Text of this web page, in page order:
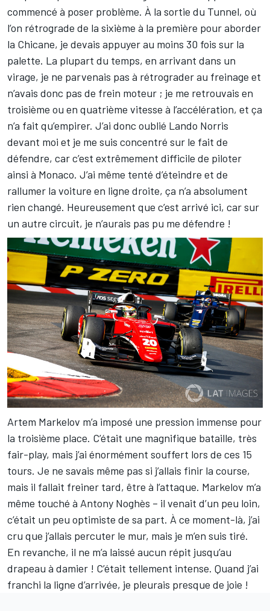
commencé à poser problème. À la sortie du Tunnel, où
l’on rétrograde de la sixième à la première pour aborder
la Chicane, je devais appuyer au moins 30 fois sur la
palette. La plupart du temps, en arrivant dans un
virage, je ne parvenais pas à rétrograder au freinage et
n’avais donc pas de frein moteur ; je me retrouvais en
troisième ou en quatrième vitesse à l’accélération, et ça
n’a fait qu’empirer. J’ai donc oublié Lando Norris
devant moi et je me suis concentré sur le fait de
défendre, car c’est extrêmement difficile de piloter
ainsi à Monaco. J’ai même tenté d’éteindre et de
rallumer la voiture en ligne droite, ça n’a absolument
rien changé. Heureusement que c’est arrivé ici, car sur
un autre circuit, je n’aurais pas pu me défendre !
Artem Markelov m’a imposé une pression immense pour
la troisième place. C’était une magnifique bataille, très
fair-play, mais j’ai énormément souffert lors de ces 15
tours. Je ne savais même pas si j’allais finir la course,
mais il fallait freiner tard, être à l’attaque. Markelov m’a
même touché à Antony Noghès – il venait d’un peu loin,
c’était un peu optimiste de sa part. À ce moment-là, j’ai
cru que j’allais percuter le mur, mais je m’en suis tiré.
En revanche, il ne m’a laissé aucun répit jusqu’au
drapeau à damier ! C’était tellement intense. Quand j’ai
franchi la ligne d’arrivée, je pleurais presque de joie !